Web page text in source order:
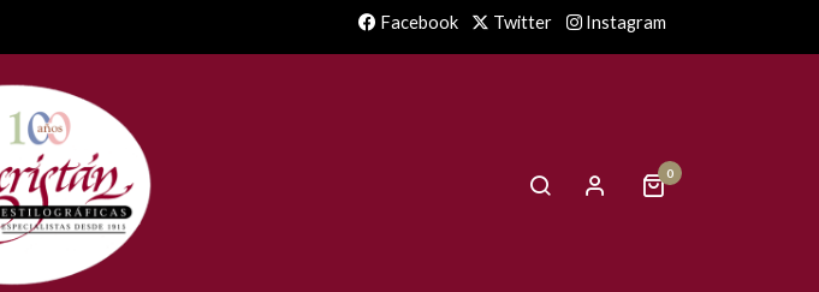
Facebook Twitter Instagram
0